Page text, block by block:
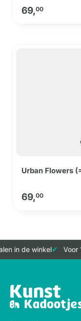
69,00
Urban Flowers
69,00
in de winkel Voor